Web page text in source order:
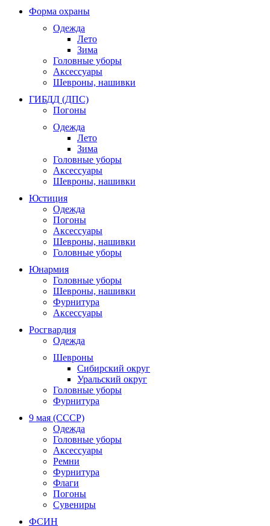
Форма охраны
Одежда
Лето
Зима
Головные уборы
Аксессуары
Шевроны, нашивки
ГИБДД (ДПС)
Погоны
Одежда
Лето
Зима
Головные уборы
Аксессуары
Шевроны, нашивки
Юстиция
Одежда
Погоны
Аксессуары
Шевроны, нашивки
Головные уборы
Юнармия
Головные уборы
Шевроны, нашивки
Фурнитура
Аксессуары
Росгвардия
Одежда
Шевроны
Сибирский округ
Уральский округ
Головные уборы
Фурнитура
9 мая (СССР)
Одежда
Головные уборы
Аксессуары
Ремни
Фурнитура
Флаги
Погоны
Сувениры
ФСИН